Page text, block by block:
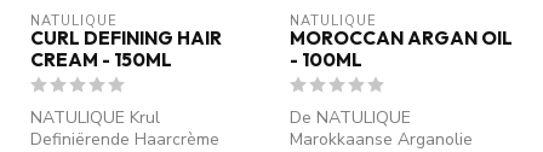
NATULIQUE
CURL DEFINING HAIR
CREAM - 150ML
NATULIQUE Krul
Definiërende Haarcrème
NATULIQUE
MOROCCAN ARGAN OIL
- 100ML
De NATULIQUE
Marokkaanse Arganolie